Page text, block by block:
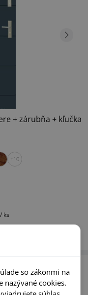
+ zárubňa + kľučka
+10
/ ks
so zákonmi na
nazývané cookies.